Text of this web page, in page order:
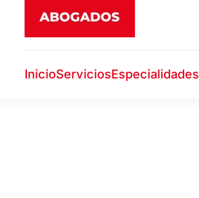
InicioServiciosEspecialidades